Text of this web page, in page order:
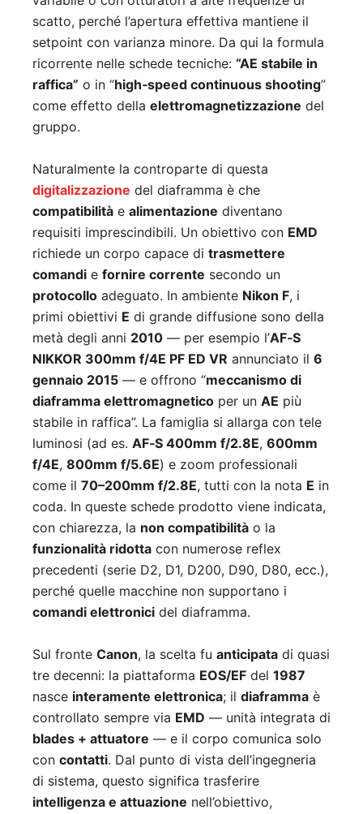
scatto, perché l’apertura effettiva mantiene il
setpoint con varianza minore. Da qui la formula
ricorrente nelle schede tecniche: “AE stabile in
raffica” o in “high‑speed continuous shooting”
come effetto della elettromagnetizzazione del
gruppo.
Naturalmente la controparte di questa
digitalizzazione del diaframma è che
compatibilità e alimentazione diventano
requisiti imprescindibili. Un obiettivo con EMD
richiede un corpo capace di trasmettere
comandi e fornire corrente secondo un
protocollo adeguato. In ambiente Nikon F, i
primi obiettivi E di grande diffusione sono della
metà degli anni 2010 — per esempio l’AF‑S
NIKKOR 300mm f/4E PF ED VR annunciato il 6
gennaio 2015 — e offrono “meccanismo di
diaframma elettromagnetico per un AE più
stabile in raffica”. La famiglia si allarga con tele
luminosi (ad es. AF‑S 400mm f/2.8E, 600mm
f/4E, 800mm f/5.6E) e zoom professionali
come il 70–200mm f/2.8E, tutti con la nota E in
coda. In queste schede prodotto viene indicata,
con chiarezza, la non compatibilità o la
funzionalità ridotta con numerose reflex
precedenti (serie D2, D1, D200, D90, D80, ecc.),
perché quelle macchine non supportano i
comandi elettronici del diaframma.
Sul fronte Canon, la scelta fu anticipata di quasi
tre decenni: la piattaforma EOS/EF del 1987
nasce interamente elettronica; il diaframma è
controllato sempre via EMD — unità integrata di
blades + attuatore — e il corpo comunica solo
con contatti. Dal punto di vista dell’ingegneria
di sistema, questo significa trasferire
intelligenza e attuazione nell’obiettivo,